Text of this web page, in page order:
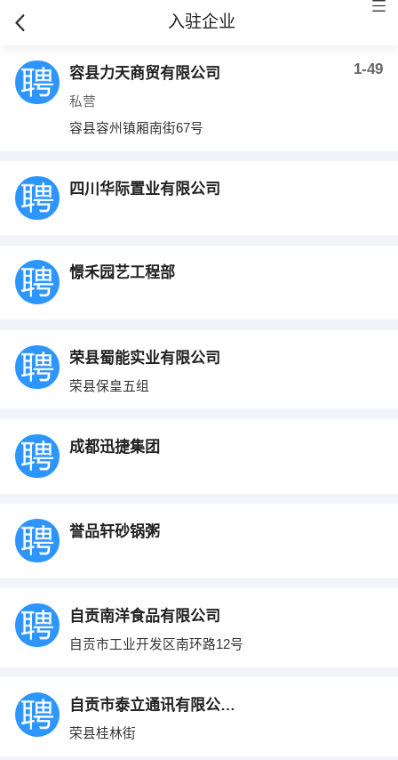
入驻企业
容县力天商贸有限公司 1-49
私营
容县容州镇厢南街67号
四川华际置业有限公司
憬禾园艺工程部
荣县蜀能实业有限公司
荣县保皇五组
成都迅捷集团
誉品轩砂锅粥
自贡南洋食品有限公司
自贡市工业开发区南环路12号
自贡市泰立通讯有限公司荣县分公司
荣县桂林街